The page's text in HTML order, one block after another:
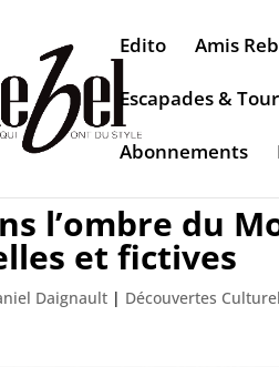
Edito Amis
Escapades &
Abonnements
l’ombre du
et fictives
Daignault | Découvertes